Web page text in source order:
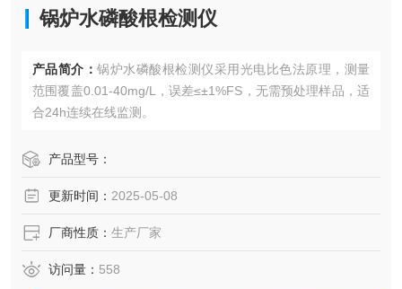
锅炉水磷酸根检测仪
产品简介： 锅炉水磷酸根检测仪采用光电比色法原理，测量
范围覆盖0.01-40mg/L，误差≤±1%FS，无需预处理样品，适
合24h连续在线监测。
产品型号：
更新时间： 2025-05-08
厂商性质： 生产厂家
访问量： 558